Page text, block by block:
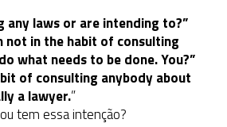
any laws or are intending to?”
not in the habit of consulting
what needs to be done. You?”
of consulting anybody about
a lawyer.”
tem essa intenção?